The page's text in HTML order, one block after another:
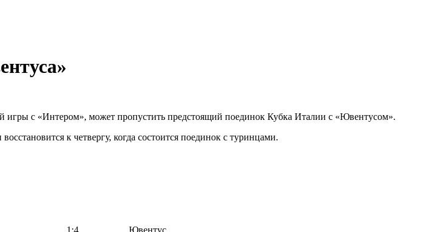
с «Интером», может пропустить предстоящий поединок Кубка Италии с «Ювентусом».
к четвергу, когда состоится поединок с туринцами.
1:4
Ювентус